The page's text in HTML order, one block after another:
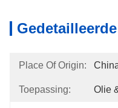
Place Of Origin:
Toepassing: Olie